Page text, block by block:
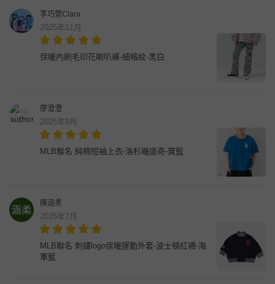
李巧萱Clara
2025年11月
保暖內刷毛印花喇叭褲-細格紋-黑白
廖澄澄
2025年9月
MLB聯名 純棉短袖上衣-洛杉磯道奇-寶藍
陳涵柔
2025年7月
MLB聯名 刺繡logo保暖運動外套-波士頓紅襪-海
軍藍